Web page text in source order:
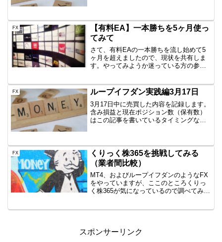
1000通貨新...
FX
【有料EA】一本勝ちを5ヶ月使っ
てみて
さて、有料EAの一本勝ちを流し始めて5
ヶ月を超えましたので、現状を共有しま
す。やってみようか迷っている方の参考
USD/JPYの15分足を使った、デイトレー
ド、スキャルピン...
FX ループイフダン実践編3月17日
3月17日中に売買した内容を記録します。
含み損益と現在ポジション数（保有数）
はこの記事を書いているタイミングなの
1000通貨新...
FX
くりっく株365を挑戦してみる
（業者間比較）
MT4、およびループイフダンのようなFX
をやっていますが、ここのところくりっ
く株365が気になっているので調べてみま
スポンサーリンク